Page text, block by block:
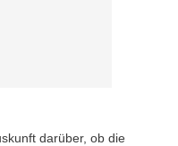
darüber, ob die